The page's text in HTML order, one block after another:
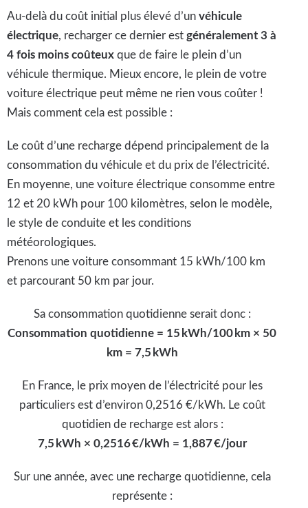
Au-delà du coût initial plus élevé d’un véhicule
électrique, recharger ce dernier est généralement 3 à
4 fois moins coûteuxque de faire le plein d’un
véhicule thermique. Mieux encore, le plein de votre
voiture électrique peut même ne rien vous coûter !
Mais comment cela est possible :
Le coût d’une recharge dépend principalement de la
consommation du véhicule et du prix de l’électricité.
En moyenne, une voiture électrique consomme entre
12 et 20 kWh pour 100 kilomètres, selon le modèle,
le style de conduite et les conditions
météorologiques.
Prenons une voiture consommant 15 kWh/100 km
et parcourant 50 km par jour.
Sa consommation quotidienne serait donc :
Consommation quotidienne = 15 kWh/100 km × 50
km = 7,5 kWh
En France, le prix moyen de l’électricité pour les
particuliers est d’environ 0,2516 €/kWh. Le coût
quotidien de recharge est alors :
7,5 kWh × 0,2516 €/kWh = 1,887 €/jour
Sur une année, avec une recharge quotidienne, cela
représente :